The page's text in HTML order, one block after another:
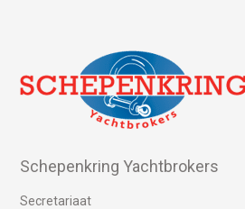
Schepenkring Yachtbrokers
Secretariaat